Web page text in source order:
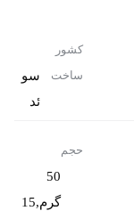
کشور
ساخت
سو
ئد
حجم
50
گرم,15